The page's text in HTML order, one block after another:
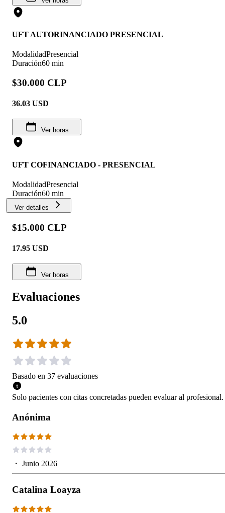
UFT AUTORINANCIADO PRESENCIAL
ModalidadPresencial
Duración60 min
$30.000 CLP
36.03 USD
Ver horas
UFT COFINANCIADO - PRESENCIAL
ModalidadPresencial
Duración60 min
Ver detalles
$15.000 CLP
17.95 USD
Ver horas
Evaluaciones
5.0
Basado en 37 evaluaciones
Solo pacientes con citas concretadas pueden evaluar al profesional.
Anónima
・ Junio 2026
Catalina Loayza